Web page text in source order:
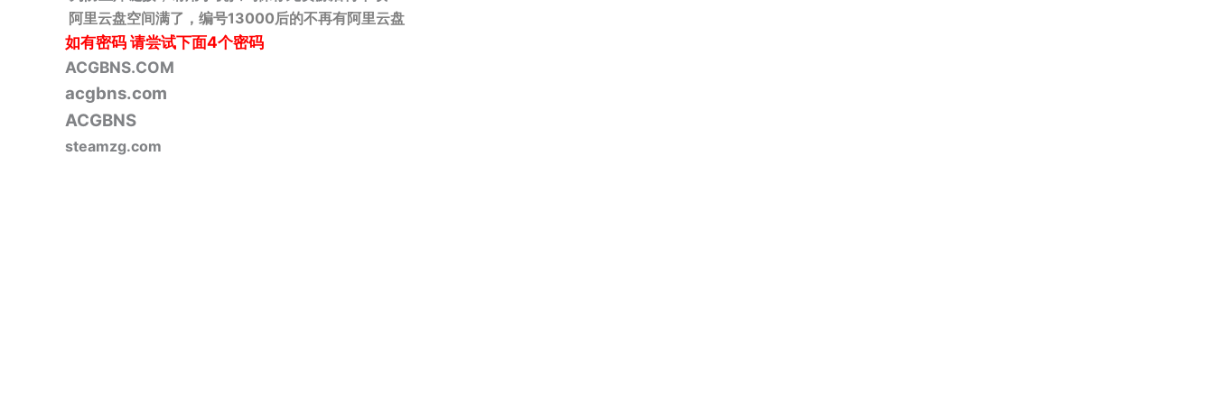
阿里云盘空间满了，编号13000后的不再有阿里云盘
如有密码请尝试下面4个密码
ACGBNS.COM
acgbns.com
ACGBNS
steamzg.com